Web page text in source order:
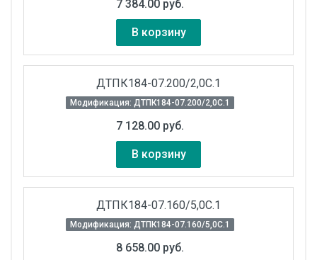
7 384.00 руб.
В корзину
ДТПК184-07.200/2,0С.1
Модификация: ДТПК184-07.200/2,0С.1
7 128.00 руб.
В корзину
ДТПК184-07.160/5,0С.1
Модификация: ДТПК184-07.160/5,0С.1
8 658.00 руб.